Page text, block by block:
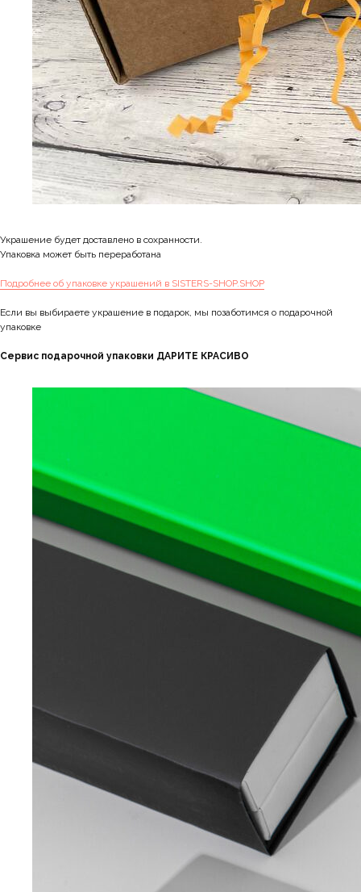
Украшение будет доставлено в сохранности.
Упаковка может быть переработана
Подробнее об упаковке украшений в SISTERS-SHOP.SHOP
Если вы выбираете украшение в подарок, мы позаботимся о подарочной
упаковке
Сервис подарочной упаковки ДАРИТЕ КРАСИВО